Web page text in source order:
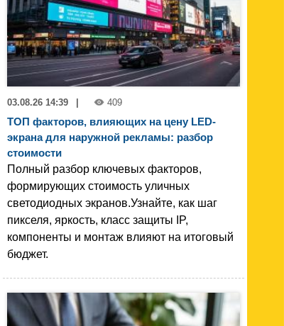
03.08.26 14:39 409
ТОП факторов, влияющих на цену LED-
экрана для наружной рекламы: разбор
стоимости
Полный разбор ключевых факторов,
формирующих стоимость уличных
светодиодных экранов.Узнайте, как шаг
пикселя, яркость, класс защиты IP,
компоненты и монтаж влияют на итоговый
бюджет.